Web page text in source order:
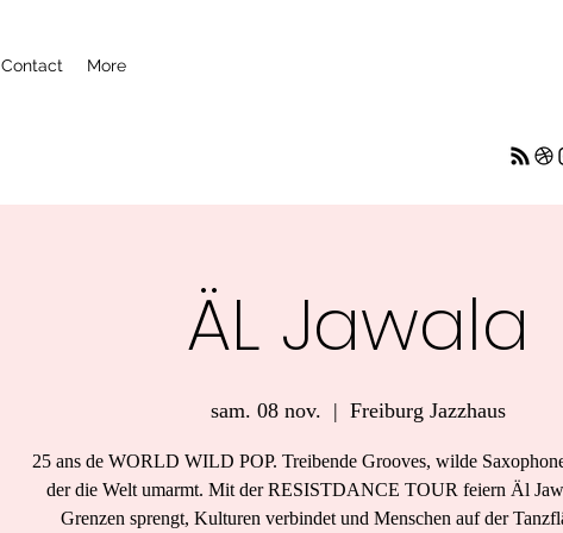
Contact More
ÄL Jawala
sam. 08 nov.
  |
Freiburg Jazzhaus
25 ans de WORLD WILD POP. Treibende Grooves, wilde
der die Welt umarmt. Mit der RESISTDANCE TOUR feiern Äl
Grenzen sprengt, Kulturen verbindet und Menschen auf der